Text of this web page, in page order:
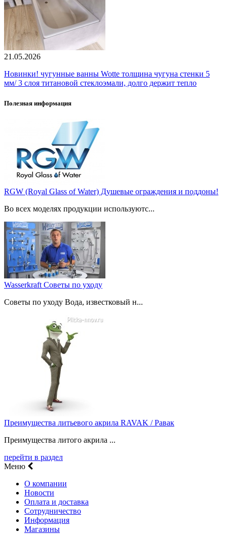
21.05.2026
Новинки! чугунные ванны Wotte толщина чугуна стенки 5
мм/ 3 слоя титановой стеклоэмали, долго держит тепло
Полезная информация
RGW (Royal Glass of Water) Душевые ограждения и поддоны!
Во всех моделях продукции используютс...
Wasserkraft Советы по уходу
Советы по уходу Вода, известковый н...
Преимущества литьевого акрила RAVAK / Равак
Преимущества литого акрила ...
перейти в раздел
Меню
О компании
Новости
Оплата и доставка
Сотрудничество
Информация
Магазины